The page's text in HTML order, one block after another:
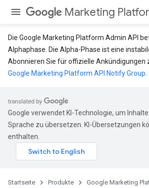
Marketing Platform Admin API
Die Google Marketing Platform Admin API
Alphaphase. Die Alpha-Phase ist eine
Abonnieren Sie für offizielle Ankündigungen
Google Marketing Platform API Notify Group
Google verwendet KI-Technologie, um
Sprache zu übersetzen. KI-Übersetzungen
enthalten.
Startseite Produkte
Google Marketing